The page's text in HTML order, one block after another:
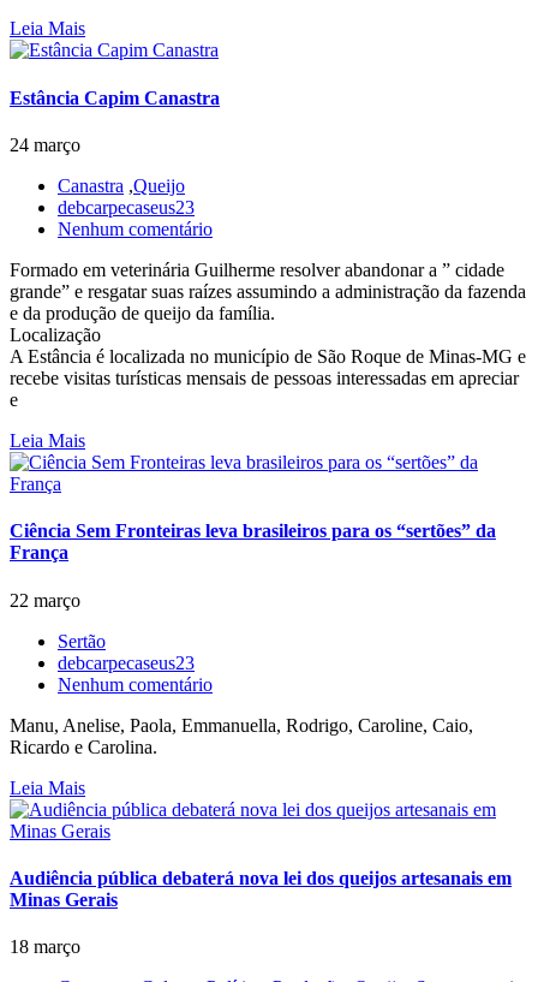
Leia Mais
Estância Capim Canastra
24 março
Canastra ,Queijo
debcarpecaseus23
Nenhum comentário
Formado em veterinária Guilherme resolver abandonar a ” cidade
grande” e resgatar suas raízes assumindo a administração da fazenda
e da produção de queijo da família.
Localização
A Estância é localizada no município de São Roque de Minas-MG e
recebe visitas turísticas mensais de pessoas interessadas em apreciar
e
Leia Mais
Ciência Sem Fronteiras leva brasileiros para os “sertões” da
França
22 março
Sertão
debcarpecaseus23
Nenhum comentário
Manu, Anelise, Paola, Emmanuella, Rodrigo, Caroline, Caio,
Ricardo e Carolina.
Leia Mais
Audiência pública debaterá nova lei dos queijos artesanais em
Minas Gerais
18 março